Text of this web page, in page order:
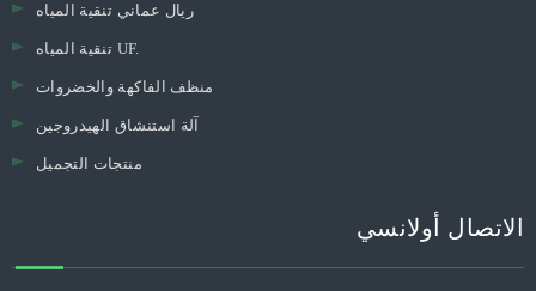
ريال عماني تنقية المياه
تنقية المياه UF.
منظف ​​الفاكهة والخضروات
آلة استنشاق الهيدروجين
منتجات التجميل
الاتصال أولانسي